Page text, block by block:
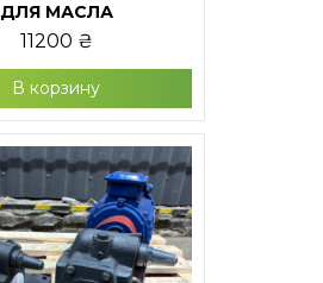
ДЛЯ МАСЛА
11200 ₴
В корзину